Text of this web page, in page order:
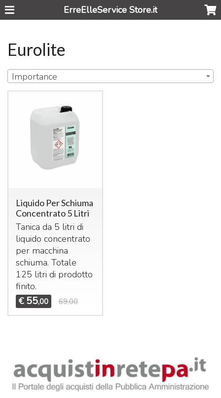
ErreElleService Store.it
Eurolite
Importance
Liquido Per Schiuma
Concentrato 5 Litri
Tanica da 5 litri di
liquido concentrato
per macchina
schiuma. Totale
125 litri di prodotto
finito.
€ 55,00 69,00